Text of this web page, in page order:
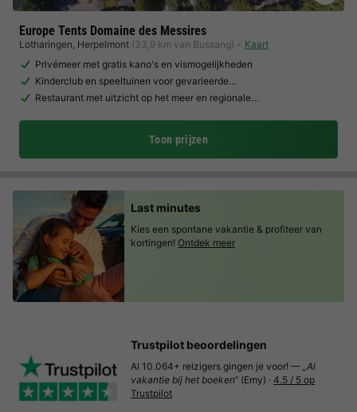
Europe Tents Domaine des Messires
Lotharingen, Herpelmont (33,9 km van Bussang)
Kaart
Privémeer met gratis kano's en vismogelijkheden
Kinderclub en speeltuinen voor gevarieerde…
Restaurant met uitzicht op het meer en regionale…
Toon prijzen
Last minutes
Kies een spontane vakantie & profiteer van
kortingen! Ontdek meer
Trustpilot beoordelingen
Al 10.064+ reizigers gingen je voor! — „Al
vakantie bij het boeken“ (Emy) · 4.5 / 5 op
Trustpilot